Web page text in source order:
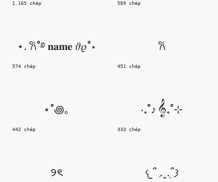
1.165 chép 589 chép
574 chép
⋆. 𐙚˚࿔ 𝐧𝐚𝐦𝐞 𝜗𝜚˚⋆
451 chép
𐙚
442 chép
⋆˚꩜｡
333 chép
‧₊˚♪ 𝄞₊˚⊹
୨ৎ 𐔌՞ ܸ.ˬ.ܸ՞𐦯